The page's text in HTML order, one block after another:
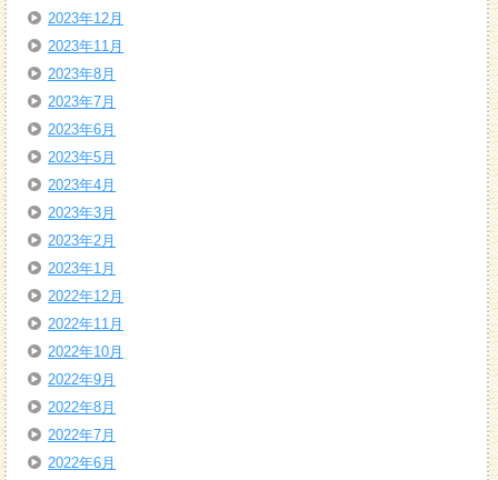
2023年12月
2023年11月
2023年8月
2023年7月
2023年6月
2023年5月
2023年4月
2023年3月
2023年2月
2023年1月
2022年12月
2022年11月
2022年10月
2022年9月
2022年8月
2022年7月
2022年6月